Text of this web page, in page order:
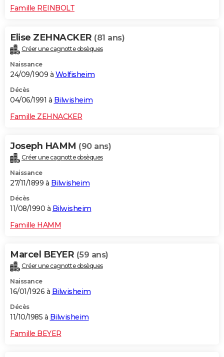
Famille REINBOLT
Elise ZEHNACKER (81 ans)
Créer une cagnotte obsèques
Naissance
24/09/1909 à Wolfisheim
Décès
04/06/1991 à Bilwisheim
Famille ZEHNACKER
Joseph HAMM (90 ans)
Créer une cagnotte obsèques
Naissance
27/11/1899 à Bilwisheim
Décès
11/08/1990 à Bilwisheim
Famille HAMM
Marcel BEYER (59 ans)
Créer une cagnotte obsèques
Naissance
16/01/1926 à Bilwisheim
Décès
11/10/1985 à Bilwisheim
Famille BEYER